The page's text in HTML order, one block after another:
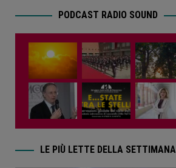
PODCAST RADIO SOUND
LE PIÙ LETTE DELLA SETTIMANA